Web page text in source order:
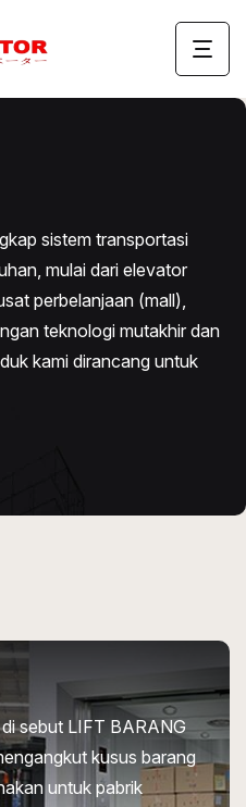
sistem transportasi
mulai dari elevator
perbelanjaan (mall),
teknologi mutakhir dan
kami dirancang untuk
sebut LIFT BARANG
kusus barang
untuk pabrik